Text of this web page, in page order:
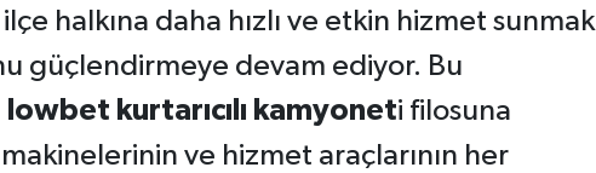
halkına daha hızlı ve etkin hizmet sunmak
güçlendirmeye devam ediyor. Bu
lowbet kurtarıcılı kamyoneti filosuna
ve hizmet araçlarının her